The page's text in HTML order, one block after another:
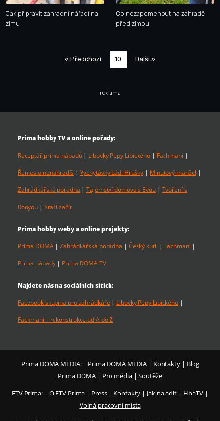
Jak připravit zahradní nářadí na
zimu
Co nezapomenout na zahradě
před zimou
« Předchozí 10 Další »
reklama
Prima hobby TV a online pořady:
Receptář prima nápadů | Libovky Pepy Libického | Fachmani |
Řemeslo nenahradíš | Vychytávky Ládi Hrušky | Minutový manžel |
Zahrádkářská poradna | Tajemství domova s Evou | Tvoření s
Rooyou | Stačí začít
Prima hobby weby a online projekty:
Prima DOMA | Zahrádkářská poradna | Český kutil | Fachmani |
Prima nápady | Prima DOMA TV
Najdete nás na sociálních sítích:
Facebook skupina pro zahrádkáře | Libovky Pepy Libického |
Fachmani – rekonstrukce od A do Z
Prima DOMA MEDIA: Prima DOMA MEDIA| Kontakty| Blog
Prima DOMA | Pro média | Soutěže
FTV Prima:
O FTV Prima | Press | Kontakty | Jak naladit | HbbTV |
Volná pracovní místa